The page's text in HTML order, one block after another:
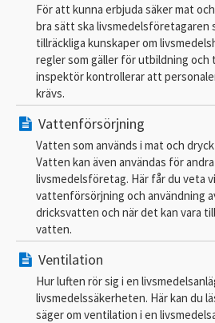
För att kunna erbjuda säker mat
bra sätt ska livsmedelsföretagaren
tillräckliga kunskaper om
regler som gäller för utbildning och
inspektör kontrollerar att
krävs.
Vattenförsörjning
Vatten som används i mat och
Vatten kan även användas för
livsmedelsföretag. Här får du veta
vattenförsörjning och användning
dricksvatten och när det kan vara
vatten.
Ventilation
Hur luften rör sig i en
livsmedelssäkerheten. Här kan du
säger om ventilation i en